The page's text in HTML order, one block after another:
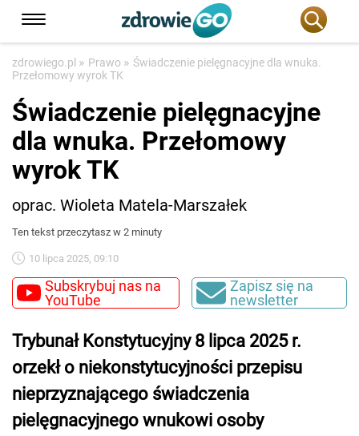
zdrowiego.pl » Prawo » Świadczenie pielęgnacyjne dla wnuka.
Przełomowy wyrok TK
Świadczenie pielęgnacyjne
dla wnuka. Przełomowy
wyrok TK
oprac. Wioleta Matela-Marszałek
Ten tekst przeczytasz w 2 minuty
10 lipca 2025, 09:10
Subskrybuj nas na
YouTube
Zapisz się na
newsletter
Trybunał Konstytucyjny 8 lipca 2025 r.
orzekł o niekonstytucyjności przepisu
nieprzyznającego świadczenia
pielęgnacyjnego wnukowi osoby